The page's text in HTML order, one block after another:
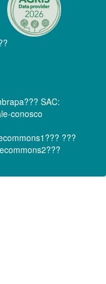
SAC:
conosco
???